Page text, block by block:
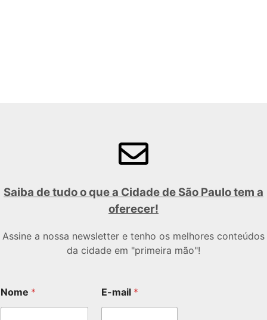
Saiba de tudo o que a Cidade de São Paulo tem a
oferecer!
Assine a nossa newsletter e tenho os melhores conteúdos
da cidade em "primeira mão"!
Nome * E-mail *